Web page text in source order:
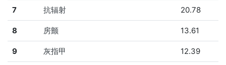
7 抗辐射 20.78
8 房颤 13.61
9 灰指甲 12.39